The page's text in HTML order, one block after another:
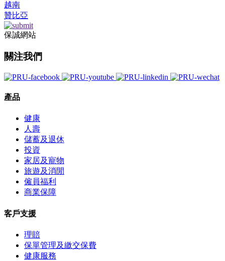
越南
贊比亞
保誠網站
關注我們
產品
健康
人壽
儲蓄及退休
投資
家居及寵物
旅遊及消閒
僱員福利
商業保障
客戶支援
理賠
保單管理及繳交保費
健康服務